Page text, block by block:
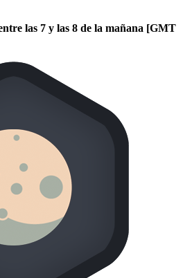
las 7 y las 8 de la mañana [GMT